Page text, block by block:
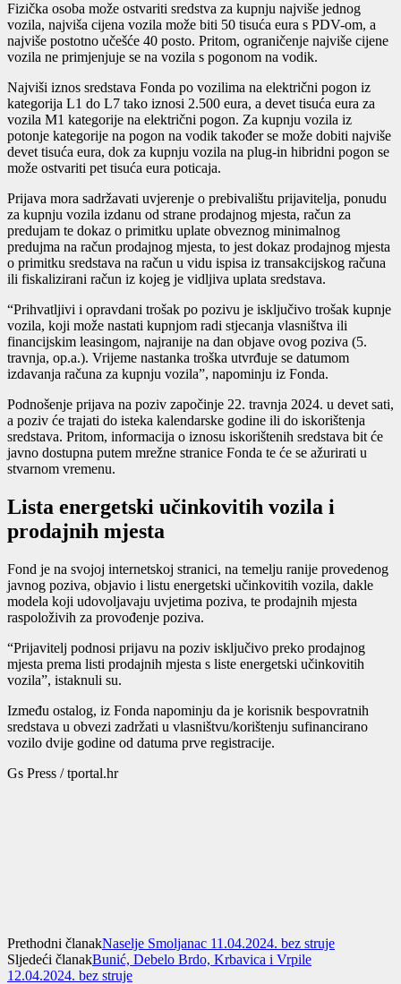
Fizička osoba može ostvariti sredstva za kupnju najviše jednog
vozila, najviša cijena vozila može biti 50 tisuća eura s PDV-om, a
najviše postotno učešće 40 posto. Pritom, ograničenje najviše cijene
vozila ne primjenjuje se na vozila s pogonom na vodik.
Najviši iznos sredstava Fonda po vozilima na električni pogon iz
kategorija L1 do L7 tako iznosi 2.500 eura, a devet tisuća eura za
vozila M1 kategorije na električni pogon. Za kupnju vozila iz
potonje kategorije na pogon na vodik također se može dobiti najviše
devet tisuća eura, dok za kupnju vozila na plug-in hibridni pogon se
može ostvariti pet tisuća eura poticaja.
Prijava mora sadržavati uvjerenje o prebivalištu prijavitelja, ponudu
za kupnju vozila izdanu od strane prodajnog mjesta, račun za
predujam te dokaz o primitku uplate obveznog minimalnog
predujma na račun prodajnog mjesta, to jest dokaz prodajnog mjesta
o primitku sredstava na račun u vidu ispisa iz transakcijskog računa
ili fiskalizirani račun iz kojeg je vidljiva uplata sredstava.
“Prihvatljivi i opravdani trošak po pozivu je isključivo trošak kupnje
vozila, koji može nastati kupnjom radi stjecanja vlasništva ili
financijskim leasingom, najranije na dan objave ovog poziva (5.
travnja, op.a.). Vrijeme nastanka troška utvrđuje se datumom
izdavanja računa za kupnju vozila”, napominju iz Fonda.
Podnošenje prijava na poziv započinje 22. travnja 2024. u devet sati,
a poziv će trajati do isteka kalendarske godine ili do iskorištenja
sredstava. Pritom, informacija o iznosu iskorištenih sredstava bit će
javno dostupna putem mrežne stranice Fonda te će se ažurirati u
stvarnom vremenu.
Lista energetski učinkovitih vozila i
prodajnih mjesta
Fond je na svojoj internetskoj stranici, na temelju ranije provedenog
javnog poziva, objavio i listu energetski učinkovitih vozila, dakle
modela koji udovoljavaju uvjetima poziva, te prodajnih mjesta
raspoloživih za provođenje poziva.
“Prijavitelj podnosi prijavu na poziv isključivo preko prodajnog
mjesta prema listi prodajnih mjesta s liste energetski učinkovitih
vozila”, istaknuli su.
Između ostalog, iz Fonda napominju da je korisnik bespovratnih
sredstava u obvezi zadržati u vlasništvu/korištenju sufinancirano
vozilo dvije godine od datuma prve registracije.
Gs Press / tportal.hr
Prethodni članakNaselje Smoljanac 11.04.2024. bez struje
Sljedeći članakBunić, Debelo Brdo, Krbavica i Vrpile
12.04.2024. bez struje